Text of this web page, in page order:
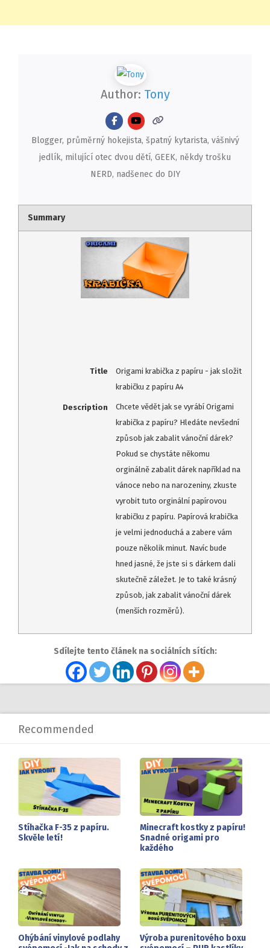
Author: Tony
Blogger, průměrný hokejista, špatný kytarista, vášnivý
jedlík, milující otec dvou dětí, GEEK, někdy trošku
NERD, nadšenec do DIY
Summary
Title
Origami krabička z papíru - jak složit
krabičku z papíru A4
Description
Chcete vědět jak se vyrábí Origami
krabička z papíru? Hledáte nevšední
způsob jak zabalit vánoční dárek?
Pokud se chystáte někomu
orginálně zabalit dárek například na
vánoce nebo na narozeniny, zkuste
vyrobit tuto orginální papírovou
krabičku z papíru. Papírová krabička
je velmi jednoduchá a zabere vám
pouze několik minut. Navíc bude
hned jasné, že jste si s dárkem dali
skutečně záležet. Je to také krásný
způsob, jak zabalit vánoční dárek
(menších rozměrů).
Sdílejte tento článek na sociálních sítích:
Recommended
Stíhačka F-35 z papíru.
Skvěle letí!
Minecraft kostky z papíru!
Snadné origami pro
každého
Ohýbání vinylové podlahy
Výroba purenitového boxu